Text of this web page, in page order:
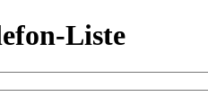
Liste